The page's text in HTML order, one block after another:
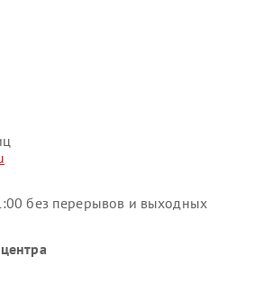
без перерывов и выходных